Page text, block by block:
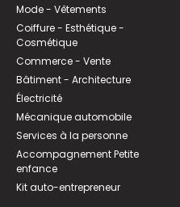
Mode - Vêtements
Coiffure - Esthétique -
Cosmétique
Commerce - Vente
Bâtiment - Architecture
Électricité
Mécanique automobile
Services à la personne
Accompagnement Petite
enfance
Kit auto-entrepreneur